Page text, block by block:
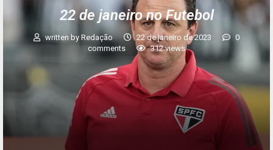
22 de janeiro no Futebol
written by Redação 22 de janeiro de 2023
0
comments
312views